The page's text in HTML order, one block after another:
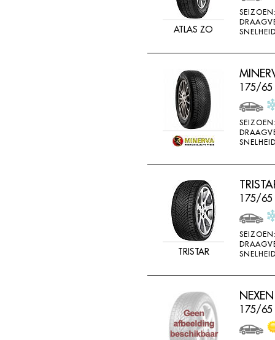
ATLAS ZO
175/65
TRISTAR
175/65
175/65